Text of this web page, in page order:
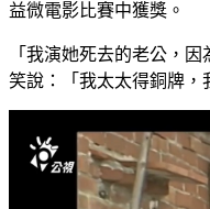
益微電影比賽中獲獎。
「我演她死去的老公，
笑說：「我太太得銅牌，